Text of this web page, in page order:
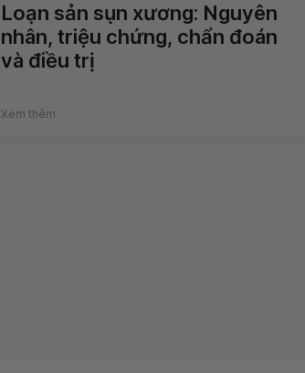
Loạn sản sụn xương: Nguyên
nhân, triệu chứng, chẩn đoán
và điều trị
Xem thêm